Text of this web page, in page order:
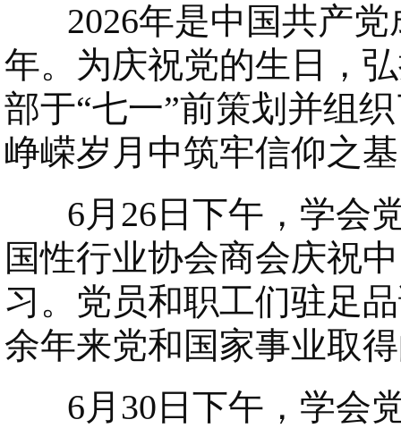
2026年是中国共产党
年。为庆祝党的生日，
部于“七一”前策划并组
峥嵘岁月中筑牢信仰之
6月26日下午，学会党
国性行业协会商会庆祝
习。党员和职工们驻足
余年来党和国家事业取
6月30日下午，学会党